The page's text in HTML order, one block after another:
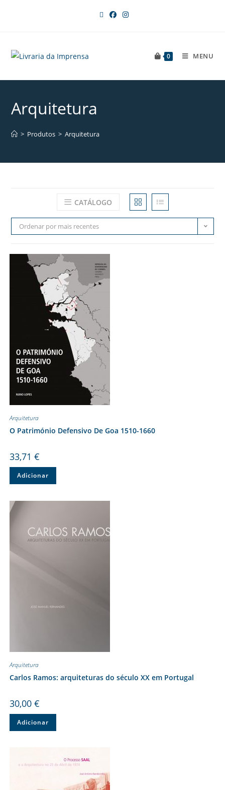
0 MENU
Arquitetura
> Produtos > Arquitetura
CATÁLOGO
Ordenar por mais recentes
Arquitetura
O Património Defensivo De Goa 1510-1660
33,71 €
Adicionar
Arquitetura
Carlos Ramos: arquiteturas do século XX em Portugal
30,00 €
Adicionar